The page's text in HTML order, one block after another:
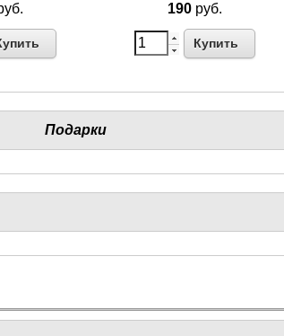
190руб.
Купить
Подарки